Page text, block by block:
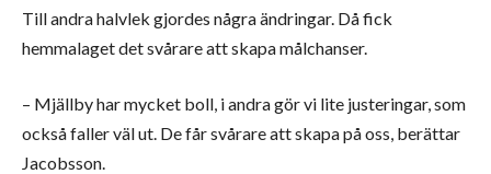
Till andra halvlek gjordes några ändringar. Då fick
hemmalaget det svårare att skapa målchanser.
– Mjällby har mycket boll, i andra gör vi lite justeringar, som
också faller väl ut. De får svårare att skapa på oss, berättar
Jacobsson.